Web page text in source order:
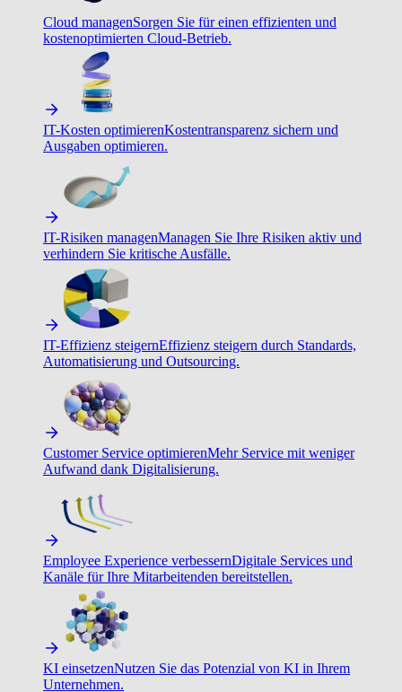
Cloud managenSorgen Sie für einen effizienten und
kostenoptimierten Cloud-Betrieb.
IT-Kosten optimierenKostentransparenz sichern und
Ausgaben optimieren.
IT-Risiken managenManagen Sie Ihre Risiken aktiv und
verhindern Sie kritische Ausfälle.
IT-Effizienz steigernEffizienz steigern durch Standards,
Automatisierung und Outsourcing.
Customer Service optimierenMehr Service mit weniger
Aufwand dank Digitalisierung.
Employee Experience verbessernDigitale Services und
Kanäle für Ihre Mitarbeitenden bereitstellen.
KI einsetzenNutzen Sie das Potenzial von KI in Ihrem
Unternehmen.